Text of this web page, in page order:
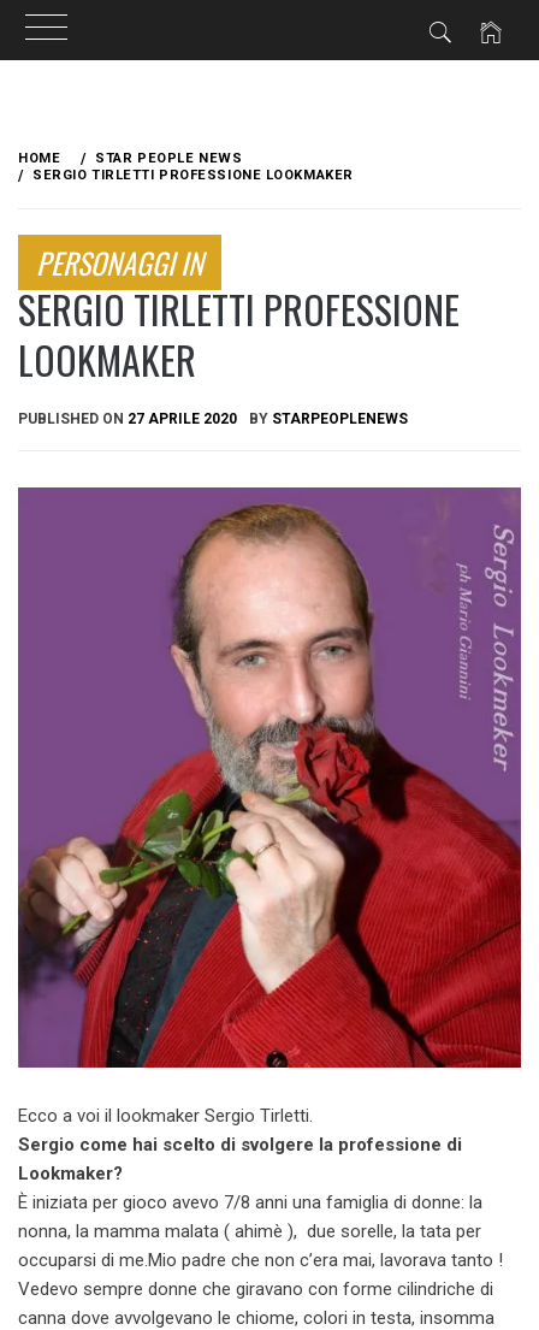
content
HOME
STAR PEOPLE NEWS
SERGIO TIRLETTI PROFESSIONE LOOKMAKER
PERSONAGGI IN
SERGIO TIRLETTI PROFESSIONE
LOOKMAKER
PUBLISHED ON 27 APRILE 2020 BY STARPEOPLENEWS
Ecco a voi il lookmaker Sergio Tirletti.
Sergio come hai scelto di svolgere la professione di
Lookmaker?
È iniziata per gioco avevo 7/8 anni una famiglia di donne: la
nonna, la mamma malata ( ahimè ), due sorelle, la tata per
occuparsi di me.Mio padre che non c’era mai, lavorava tanto !
Vedevo sempre donne che giravano con forme cilindriche di
canna dove avvolgevano le chiome, colori in testa, insomma